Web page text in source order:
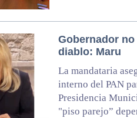
Gobernador
diablo: Maru
La mandataria
interno del PAN
Presidencia
"piso parejo”